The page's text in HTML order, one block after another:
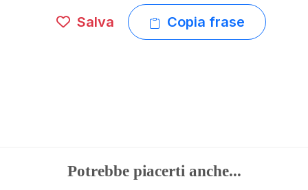
Salva Copia frase
Potrebbe piacerti anche...